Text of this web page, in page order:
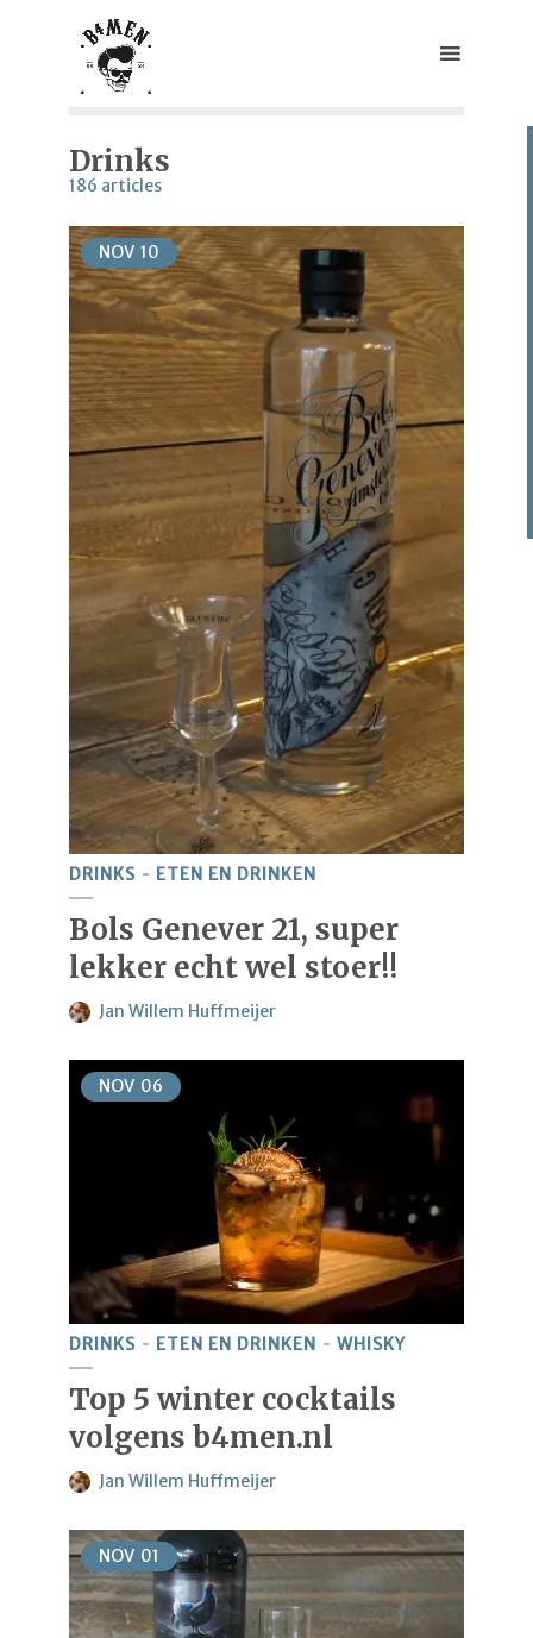
Drinks
186 articles
NOV 10
DRINKS ETEN EN DRINKEN
Bols Genever 21, super
lekker echt wel stoer!!
Jan Willem Huffmeijer
NOV 06
DRINKS ETEN EN DRINKEN WHISKY
Top 5 winter cocktails
volgens b4men.nl
Jan Willem Huffmeijer
NOV 01